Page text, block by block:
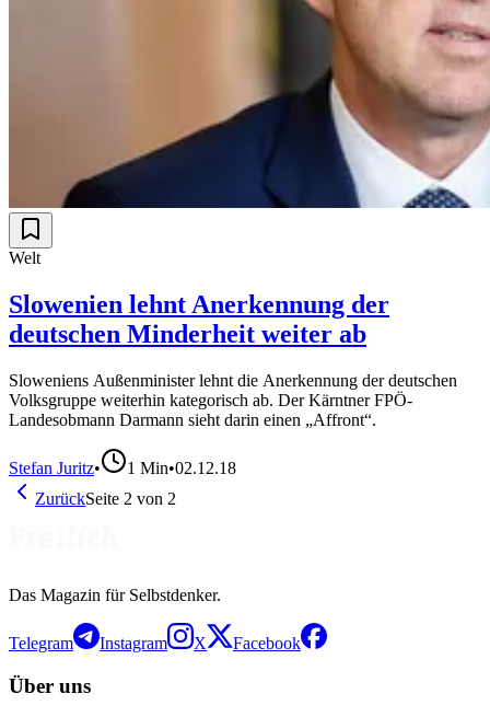
Welt
Slowenien lehnt Anerkennung der
deutschen Minderheit weiter ab
Sloweniens Außenminister lehnt die Anerkennung der deutschen
Volksgruppe weiterhin kategorisch ab. Der Kärntner FPÖ-
Landesobmann Darmann sieht darin einen „Affront“.
Stefan Juritz• 1 Min•02.12.18
ZurückSeite 2 von 2
Das Magazin für Selbstdenker.
Telegram Instagram X Facebook
Über uns